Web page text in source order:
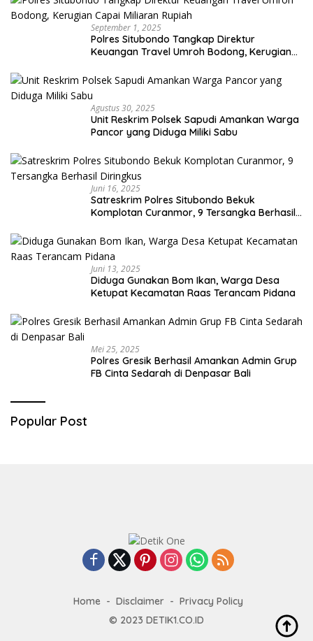
September 1, 2025
Polres Situbondo Tangkap Direktur
Keuangan Travel Umroh Bodong, Kerugian
Agustus 30, 2025
Unit Reskrim Polsek Sapudi Amankan Warga
Pancor yang Diduga Miliki Sabu
Juni 16, 2025
Satreskrim Polres Situbondo Bekuk
Komplotan Curanmor, 9 Tersangka Berhasil
Juni 13, 2025
Diduga Gunakan Bom Ikan, Warga Desa
Ketupat Kecamatan Raas Terancam Pidana
Mei 25, 2025
Polres Gresik Berhasil Amankan Admin Grup
FB Cinta Sedarah di Denpasar Bali
Popular Post
Home Disclaimer
Privacy Policy
© 2023 DETIK1.CO.ID